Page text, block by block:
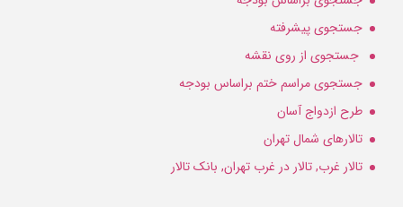
جستجوی پیشرفته
جستجوی از روی نقشه
جستجوی مراسم ختم براساس بودجه
طرح ازدواج آسان
تالارهای شمال تهران
تالار غرب, تالار در غرب تهران, بانک تالار